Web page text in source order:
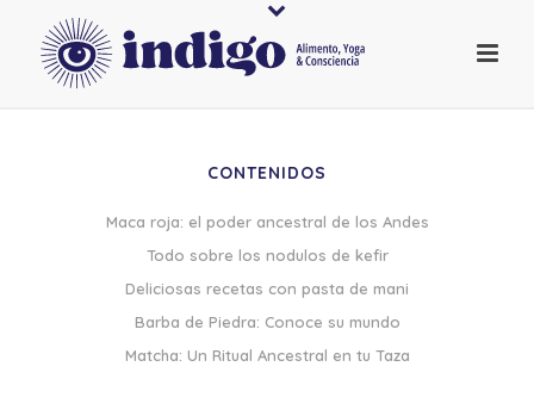
CONTENIDOS
Maca roja: el poder ancestral de los Andes
Todo sobre los nodulos de kefir
Deliciosas recetas con pasta de mani
Barba de Piedra: Conoce su mundo
Matcha: Un Ritual Ancestral en tu Taza